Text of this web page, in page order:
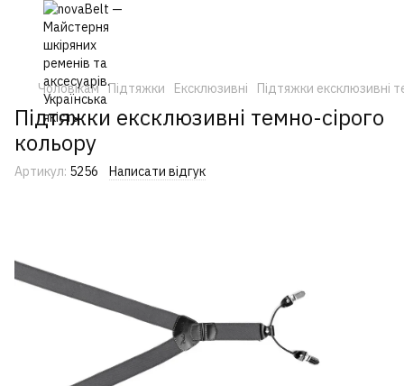
Чоловікам Підтяжки Ексклюзивні Підтяжки ексклюзивні
Підтяжки ексклюзивні темно-сірого
кольору
Артикул: 5256 Написати відгук